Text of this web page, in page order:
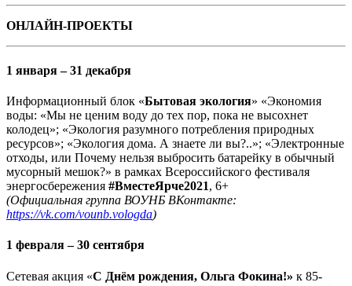
ОНЛАЙН-ПРОЕКТЫ
1 января – 31 декабря
Информационный блок «Бытовая экология» «Экономия
воды: «Мы не ценим воду до тех пор, пока не высохнет
колодец»; «Экология разумного потребления природных
ресурсов»; «Экология дома. А знаете ли вы?..»; «Электронные
отходы, или Почему нельзя выбросить батарейку в обычный
мусорный мешок?» в рамках Всероссийского фестиваля
энергосбережения #ВместеЯрче2021, 6+
(Официальная группа ВОУНБ ВКонтакте:
https://vk.com/vounb.vologda)
1 февраля – 30 сентября
Сетевая акция «С Днём рождения, Ольга Фокина!» к 85-